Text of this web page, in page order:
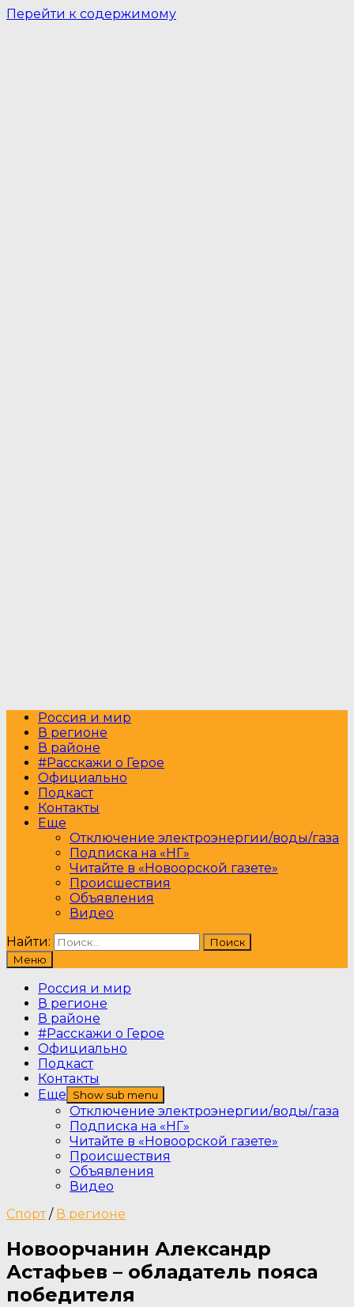
Перейти к содержимому
Россия и мир
В регионе
В районе
#Расскажи о Герое
Официально
Подкаст
Контакты
Еще
Отключение электроэнергии/воды/газа
Подписка на «НГ»
Читайте в «Новоорской газете»
Происшествия
Объявления
Видео
Найти:
Меню
Россия и мир
В регионе
В районе
#Расскажи о Герое
Официально
Подкаст
Контакты
Еще
Show sub menu
Отключение электроэнергии/воды/газа
Подписка на «НГ»
Читайте в «Новоорской газете»
Происшествия
Объявления
Видео
Спорт/ В регионе
Новоорчанин Александр
Астафьев – обладатель пояса
победителя